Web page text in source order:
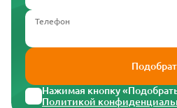
Телефон
Нажимая кнопку
Политикой